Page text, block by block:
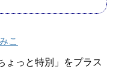
こ
ょっと特別」をプラス